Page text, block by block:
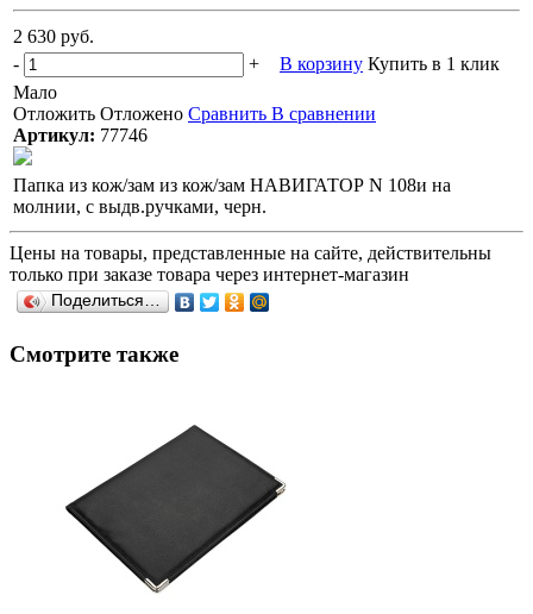
2 630 руб.
-
+ В корзину Купить в 1 клик
Мало
Отложить Отложено Сравнить В сравнении
Артикул: 77746
Папка из кож/зам из кож/зам НАВИГАТОР N 108и на
молнии, с выдв.ручками, черн.
Цены на товары, представленные на сайте, действительны
только при заказе товара через интернет-магазин
Поделиться…
Смотрите также